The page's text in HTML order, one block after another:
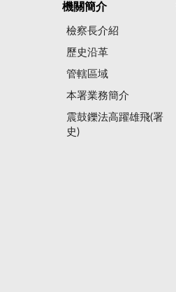
機關簡介
檢察長介紹
歷史沿革
管轄區域
本署業務簡介
震鼓鑠法高躍雄飛(署
史)